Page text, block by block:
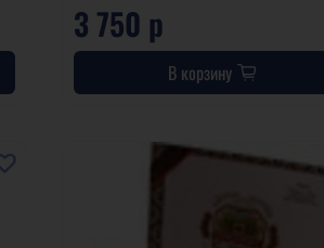
3 750 р
В корзину